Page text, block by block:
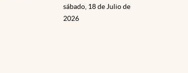
sábado, 18 de Julio de
2026